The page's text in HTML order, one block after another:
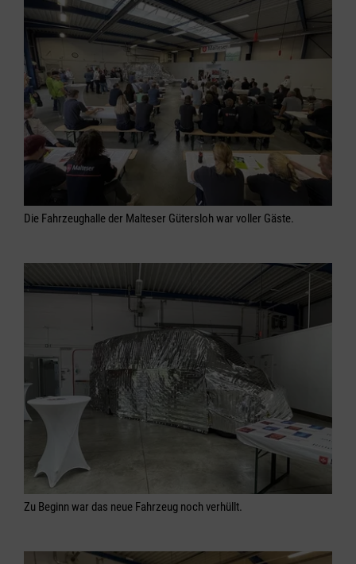
Die Fahrzeughalle der Malteser Gütersloh war voller Gäste.
Zu Beginn war das neue Fahrzeug noch verhüllt.